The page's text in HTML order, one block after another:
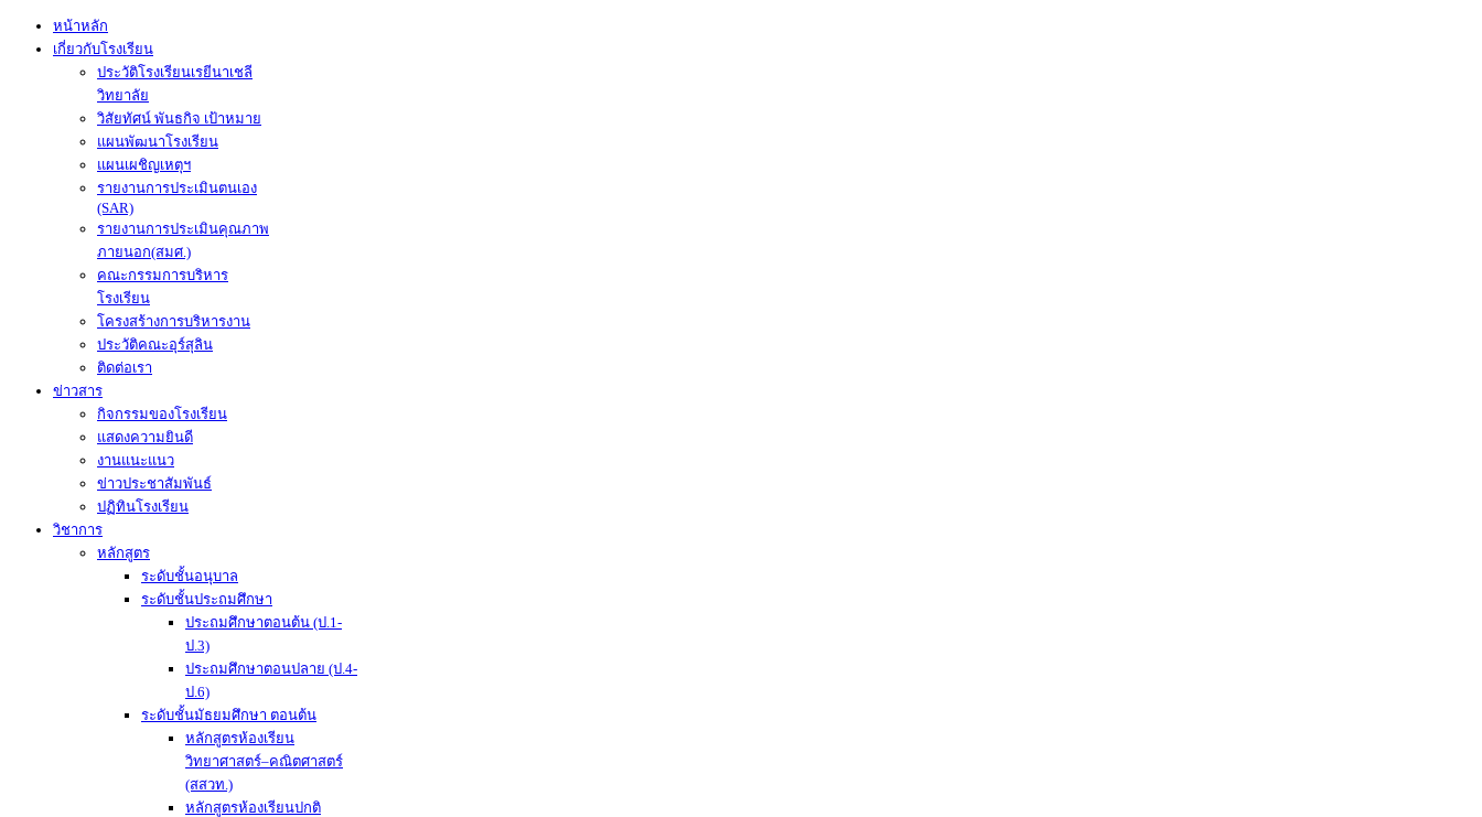
หน้าหลัก
เกี่ยวกับโรงเรียน
ประวัติโรงเรียนเรยีนาเชลี
วิทยาลัย
วิสัยทัศน์ พันธกิจ เป้าหมาย
แผนพัฒนาโรงเรียน
แผนเผชิญเหตุฯ
รายงานการประเมินตนเอง
(SAR)
รายงานการประเมินคุณภาพ
ภายนอก(สมศ.)
คณะกรรมการบริหาร
โรงเรียน
โครงสร้างการบริหารงาน
ประวัติคณะอุร์สุลิน
ติดต่อเรา
ข่าวสาร
กิจกรรมของโรงเรียน
แสดงความยินดี
งานแนะแนว
ข่าวประชาสัมพันธ์
ปฏิทินโรงเรียน
วิชาการ
หลักสูตร
ระดับชั้นอนุบาล
ระดับชั้นประถมศึกษา
ประถมศึกษาตอนต้น (ป.1-
ป.3)
ประถมศึกษาตอนปลาย (ป.4-
ป.6)
ระดับชั้นมัธยมศึกษา ตอนต้น
หลักสูตรห้องเรียน
วิทยาศาสตร์–คณิตศาสตร์
(สสวท.)
หลักสูตรห้องเรียนปกติ